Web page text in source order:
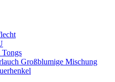
Großblumige Mischung